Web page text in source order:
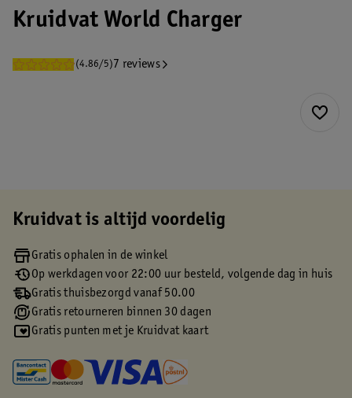
Kruidvat World Charger
(4.86/5) 7 reviews
Kruidvat is altijd voordelig
Gratis ophalen in de winkel
Op werkdagen voor 22:00 uur besteld, volgende dag in huis
Gratis thuisbezorgd vanaf 50.00
Gratis retourneren binnen 30 dagen
Gratis punten met je Kruidvat kaart